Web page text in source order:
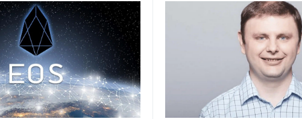
nouveau branding et un hardfork à venirDan Larimer – Portrait du